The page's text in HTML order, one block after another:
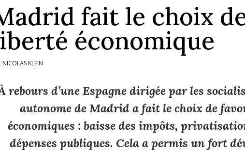
fait le choix
économique
NICOLAS KLEIN
rebours d’une Espagne dirigée par les
autonome de Madrid a fait le choix de
économiques : baisse des impôts,
dépenses publiques. Cela a permis un fort